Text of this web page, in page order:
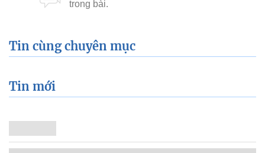
Tin cùng chuyên mục
Tin mới